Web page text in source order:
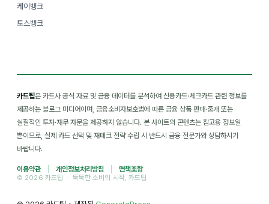
케이뱅크
토스뱅크
카드팁은 카드사 공식 자료 및 금융 데이터를 분석하여 신용카드·체크카드 관련 정보를
제공하는 블로그 미디어이며, 금융소비자보호법에 따른 금융 상품 판매·중개 또는
실질적인 투자·재무 자문을 제공하지 않습니다. 본 사이트의 콘텐츠는 참고용 정보일
뿐이므로, 실제 카드 선택 및 재테크 전략 수립 시 반드시 금융 전문가와 상담하시기
바랍니다.
이용약관 개인정보처리방침
면책조항
© 2026 카드팁 · 뚝뚝한 소비의 시작, 카드팁